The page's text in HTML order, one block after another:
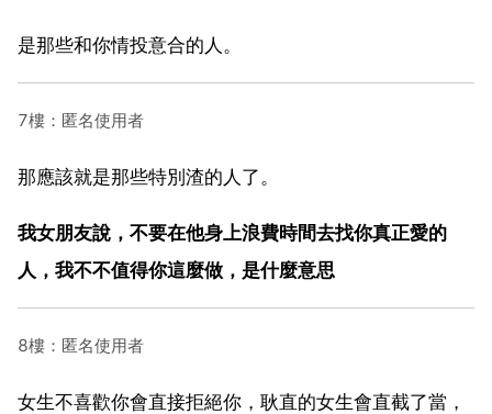
是那些和你情投意合的人。
7樓：匿名使用者
那應該就是那些特別渣的人了。
我女朋友說，不要在他身上浪費時間去找你真正愛的
人，我不不值得你這麼做，是什麼意思
8樓：匿名使用者
女生不喜歡你會直接拒絕你，耿直的女生會直截了當，